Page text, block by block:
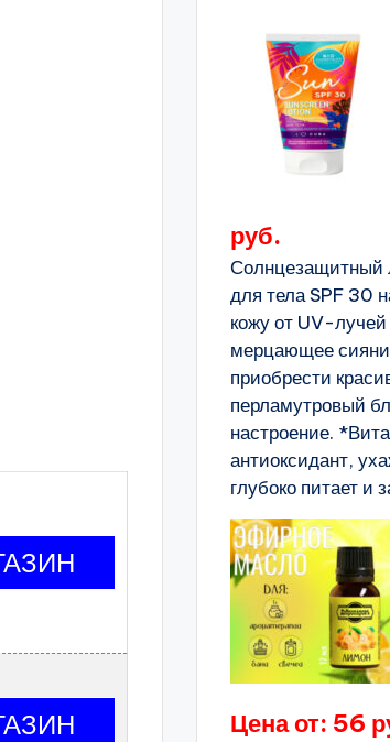
руб.
для тела SPF 30
кожу от UV-
мерцающее
приобрести
перламутровый
настроение.
антиоксидант,
глубоко питает и
Цена от: 56